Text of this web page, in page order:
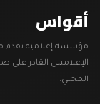
إعلامية تقدم
القادر على